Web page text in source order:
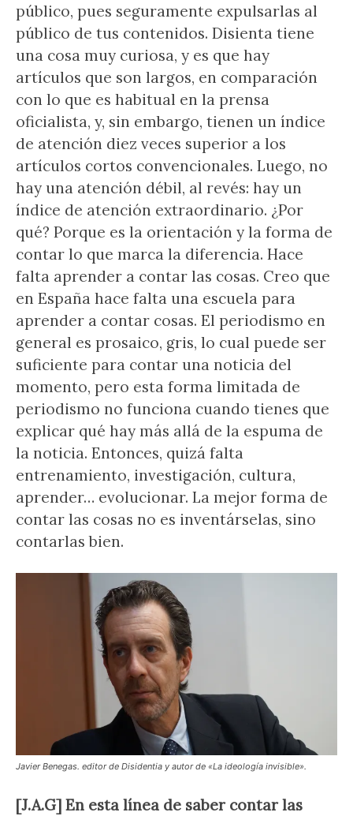
público, pues seguramente expulsarlas al
público de tus contenidos. Disienta tiene
una cosa muy curiosa, y es que hay
artículos que son largos, en comparación
con lo que es habitual en la prensa
oficialista, y, sin embargo, tienen un índice
de atención diez veces superior a los
artículos cortos convencionales. Luego, no
hay una atención débil, al revés: hay un
índice de atención extraordinario. ¿Por
qué? Porque es la orientación y la forma de
contar lo que marca la diferencia. Hace
falta aprender a contar las cosas. Creo que
en España hace falta una escuela para
aprender a contar cosas. El periodismo en
general es prosaico, gris, lo cual puede ser
suficiente para contar una noticia del
momento, pero esta forma limitada de
periodismo no funciona cuando tienes que
explicar qué hay más allá de la espuma de
la noticia. Entonces, quizá falta
entrenamiento, investigación, cultura,
aprender… evolucionar. La mejor forma de
contar las cosas no es inventárselas, sino
contarlas bien.
Javier Benegas. editor de Disidentia y autor de «La ideología invisible».
[J.A.G] En esta línea de saber contar las